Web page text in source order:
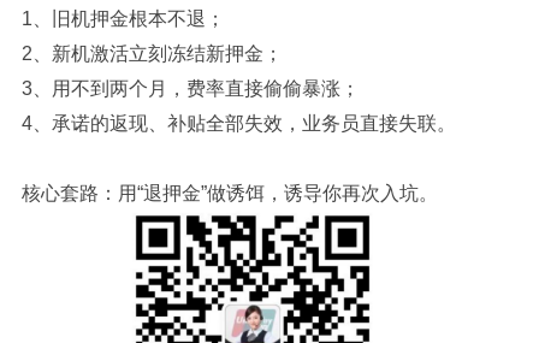
1、旧机押金根本不退；
2、新机激活立刻冻结新押金；
3、用不到两个月，费率直接偷偷暴涨；
4、承诺的返现、补贴全部失效，业务员直接失联。
核心套路：用“退押金”做诱饵，诱导你再次入坑。